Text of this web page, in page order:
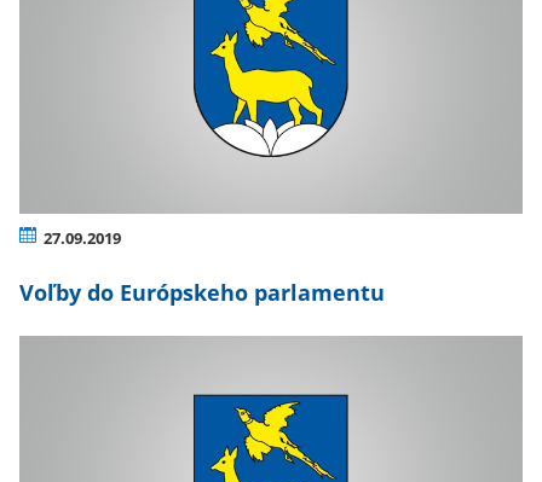
27.09.2019
Voľby do Európskeho parlamentu